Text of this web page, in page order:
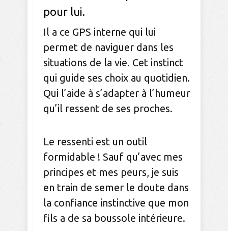
pour lui.
Il a ce GPS interne qui lui
permet de naviguer dans les
situations de la vie. Cet instinct
qui guide ses choix au quotidien.
Qui l’aide à s’adapter à l’humeur
qu’il ressent de ses proches.
Le ressenti est un outil
formidable ! Sauf qu’avec mes
principes et mes peurs, je suis
en train de semer le doute dans
la confiance instinctive que mon
fils a de sa boussole intérieure.